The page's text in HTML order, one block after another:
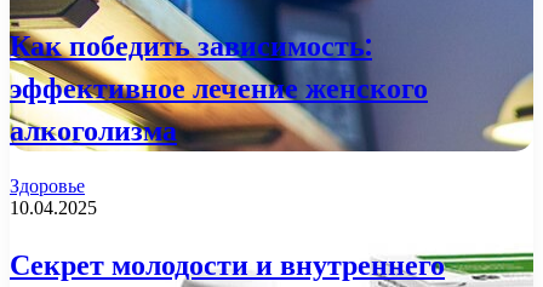
Как победить зависимость:
эффективное лечение женского
алкоголизма
Здоровье
10.04.2025
Секрет молодости и внутреннего